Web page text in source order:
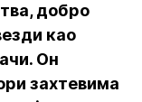
добро
као
Он
захтевима